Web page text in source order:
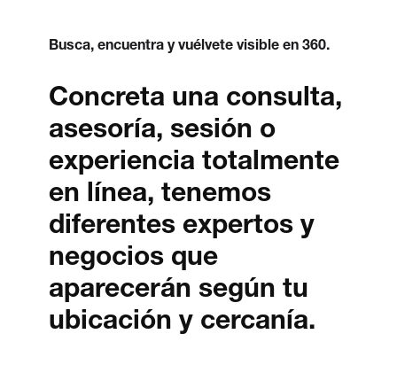
Busca, encuentra y vuélvete visible en 360.
Concreta una consulta,
asesoría, sesión o
experiencia totalmente
en línea, tenemos
diferentes expertos y
negocios que
aparecerán según tu
ubicación y cercanía.